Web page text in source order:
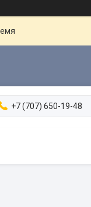
+7 (707) 650-19-48